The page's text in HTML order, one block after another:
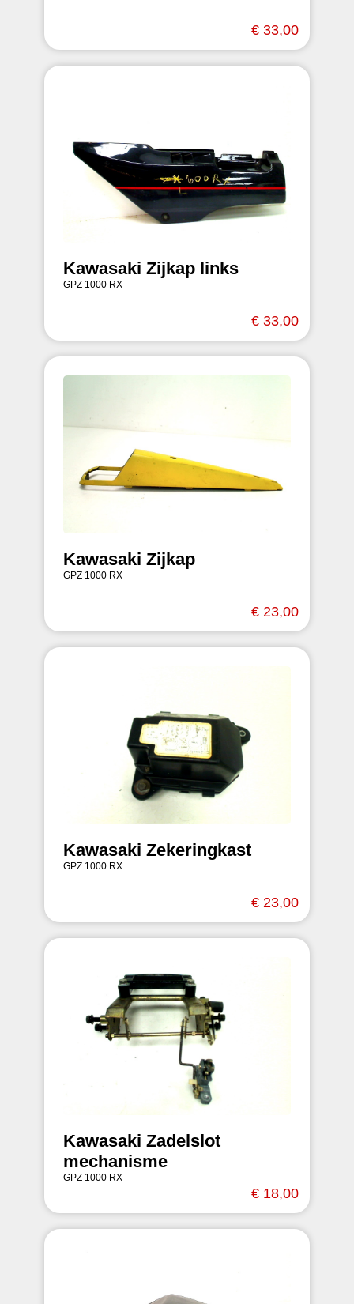
€ 33,00
Kawasaki Zijkap links
GPZ 1000 RX
€ 33,00
Kawasaki Zijkap
GPZ 1000 RX
€ 23,00
Kawasaki Zekeringkast
GPZ 1000 RX
€ 23,00
Kawasaki Zadelslot
mechanisme
GPZ 1000 RX
€ 18,00